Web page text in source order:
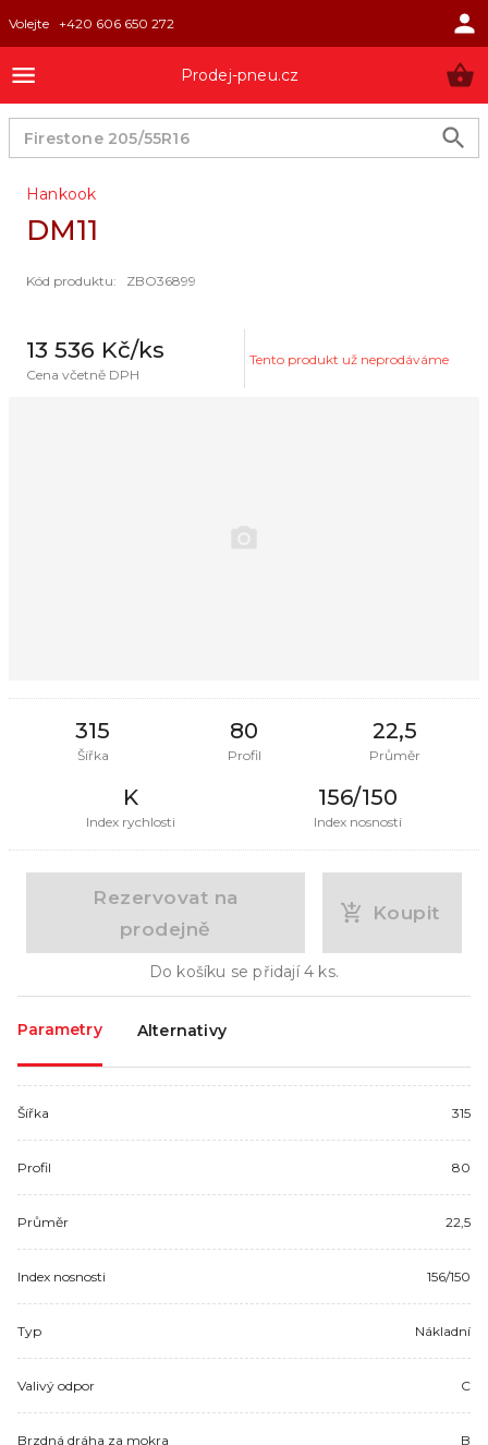
Volejte +420 606 650 272
Prodej-pneu.cz
Hankook
DM11
Kód produktu: ZBO36899
13 536 Kč/ks
Cena včetně DPH
Tento produkt už neprodáváme
315
Šířka
80
Profil
22,5
Průměr
K
Index rychlosti
156/150
Index nosnosti
Rezervovat na
prodejně
Koupit
Do košíku se přidají4 ks.
Parametry Alternativy
Šířka 315
Profil 80
Průměr 22,5
Index nosnosti 156/150
Typ Nákladní
Valivý odpor C
Brzdná dráha za mokra B